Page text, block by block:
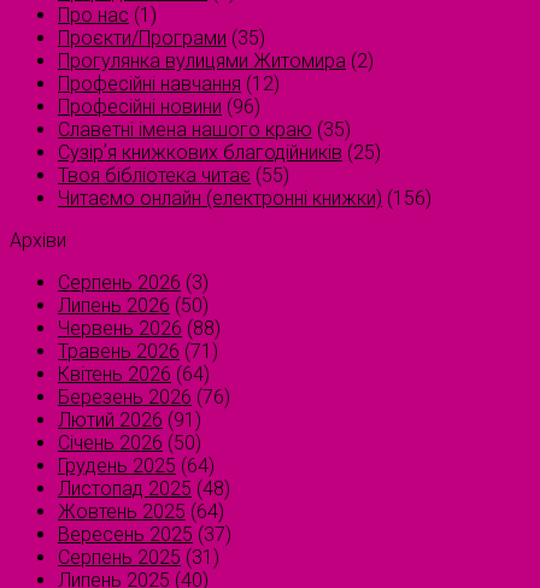
Про нас (1)
Проєкти/Програми (35)
Прогулянка вулицями Житомира (2)
Професійні навчання (12)
Професійні новини (96)
Славетні імена нашого краю (35)
Сузірʼя книжкових благодійників (25)
Твоя бібліотека читає (55)
Читаємо онлайн (електронні книжки) (156)
Архіви
Серпень 2026 (3)
Липень 2026 (50)
Червень 2026 (88)
Травень 2026 (71)
Квітень 2026 (64)
Березень 2026 (76)
Лютий 2026 (91)
Січень 2026 (50)
Грудень 2025 (64)
Листопад 2025 (48)
Жовтень 2025 (64)
Вересень 2025 (37)
Серпень 2025 (31)
Липень 2025 (40)